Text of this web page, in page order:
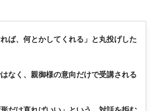
れば、何とかしてくれる」と丸投げした
なく、親御様の意向だけで受講される